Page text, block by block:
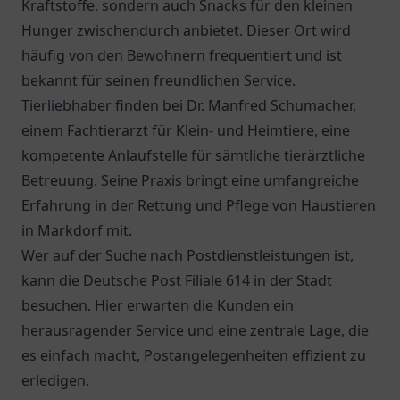
Kraftstoffe, sondern auch Snacks für den kleinen
Hunger zwischendurch anbietet. Dieser Ort wird
häufig von den Bewohnern frequentiert und ist
bekannt für seinen freundlichen Service.
Tierliebhaber finden bei Dr. Manfred Schumacher,
einem Fachtierarzt für Klein- und Heimtiere, eine
kompetente Anlaufstelle für sämtliche tierärztliche
Betreuung. Seine Praxis bringt eine umfangreiche
Erfahrung in der Rettung und Pflege von Haustieren
in Markdorf mit.
Wer auf der Suche nach Postdienstleistungen ist,
kann die Deutsche Post Filiale 614 in der Stadt
besuchen. Hier erwarten die Kunden ein
herausragender Service und eine zentrale Lage, die
es einfach macht, Postangelegenheiten effizient zu
erledigen.